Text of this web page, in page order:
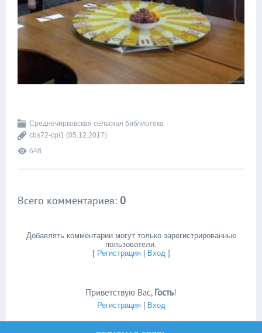
Среднечирковская сельская библиотека
cbs72-cpi1 (05.12.2017)
648
Всего комментариев: 0
Добавлять комментарии могут только зарегистрированные
пользователи.
[ Регистрация| Вход]
Приветствую Вас, Гость!
Регистрация| Вход